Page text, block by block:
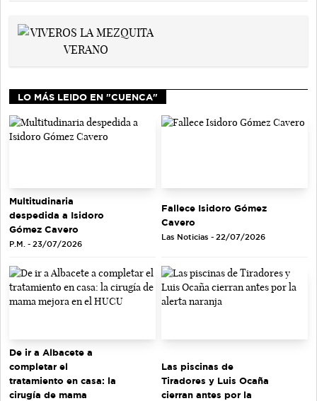
LO MÁS LEIDO EN "CUENCA"
Multitudinaria
despedida a Isidoro
Gómez Cavero
P.M. - 23/07/2026
Fallece Isidoro Gómez
Cavero
Las Noticias - 22/07/2026
De ir a Albacete a
completar el
tratamiento en casa: la
cirugía de mama
Las piscinas de
Tiradores y Luis Ocaña
cierran antes por la